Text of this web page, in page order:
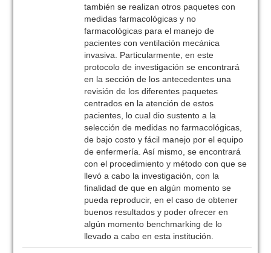
también se realizan otros paquetes con
medidas farmacológicas y no
farmacológicas para el manejo de
pacientes con ventilación mecánica
invasiva. Particularmente, en este
protocolo de investigación se encontrará
en la sección de los antecedentes una
revisión de los diferentes paquetes
centrados en la atención de estos
pacientes, lo cual dio sustento a la
selección de medidas no farmacológicas,
de bajo costo y fácil manejo por el equipo
de enfermería. Así mismo, se encontrará
con el procedimiento y método con que se
llevó a cabo la investigación, con la
finalidad de que en algún momento se
pueda reproducir, en el caso de obtener
buenos resultados y poder ofrecer en
algún momento benchmarking de lo
llevado a cabo en esta institución.